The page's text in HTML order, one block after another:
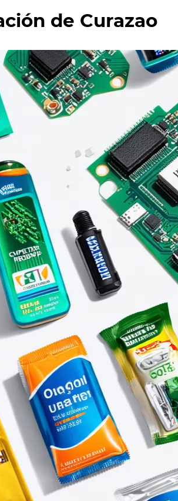
de Curazao